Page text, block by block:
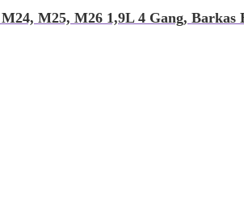
M25, M26 1,9L 4 Gang, Barkas